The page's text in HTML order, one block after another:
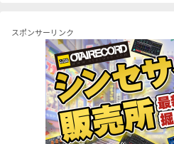
スポンサーリンク